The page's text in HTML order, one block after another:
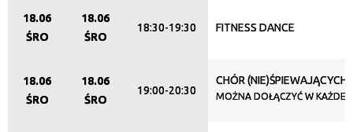
18.06
ŚRO
18.06
ŚRO
18:30-19:30 FITNESS DANCE
18.06
ŚRO
18.06
ŚRO
19:00-20:30
CHÓR (NIE)ŚPIEWAJĄCYCH
MOŻNA DOŁĄCZYĆ W KAŻDEJ